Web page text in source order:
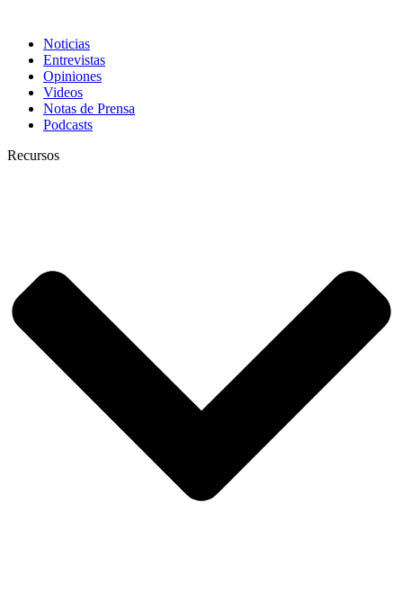
Noticias
Entrevistas
Opiniones
Videos
Notas de Prensa
Podcasts
Recursos